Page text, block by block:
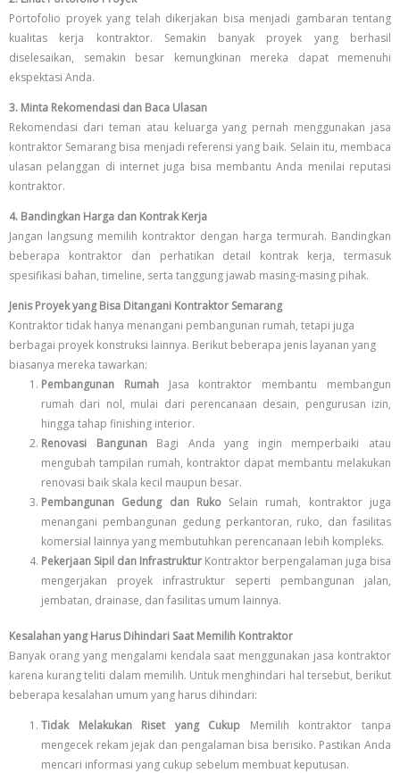
Portofolio proyek yang telah dikerjakan bisa menjadi gambaran tentang
kualitas kerja kontraktor. Semakin banyak proyek yang berhasil
diselesaikan, semakin besar kemungkinan mereka dapat memenuhi
ekspektasi Anda.
3. Minta Rekomendasi dan Baca Ulasan
Rekomendasi dari teman atau keluarga yang pernah menggunakan jasa
kontraktor Semarang bisa menjadi referensi yang baik. Selain itu, membaca
ulasan pelanggan di internet juga bisa membantu Anda menilai reputasi
kontraktor.
4. Bandingkan Harga dan Kontrak Kerja
Jangan langsung memilih kontraktor dengan harga termurah. Bandingkan
beberapa kontraktor dan perhatikan detail kontrak kerja, termasuk
spesifikasi bahan, timeline, serta tanggung jawab masing-masing pihak.
Jenis Proyek yang Bisa Ditangani Kontraktor Semarang
Kontraktor tidak hanya menangani pembangunan rumah, tetapi juga
berbagai proyek konstruksi lainnya. Berikut beberapa jenis layanan yang
biasanya mereka tawarkan:
Pembangunan Rumah
Jasa kontraktor membantu membangun
rumah dari nol, mulai dari perencanaan desain, pengurusan izin,
hingga tahap finishing interior.
Renovasi Bangunan
Bagi Anda yang ingin memperbaiki atau
mengubah tampilan rumah, kontraktor dapat membantu melakukan
renovasi baik skala kecil maupun besar.
Pembangunan Gedung dan Ruko Selain rumah, kontraktor juga
menangani pembangunan gedung perkantoran, ruko, dan fasilitas
komersial lainnya yang membutuhkan perencanaan lebih kompleks.
Pekerjaan Sipil dan Infrastruktur Kontraktor berpengalaman juga bisa
mengerjakan proyek infrastruktur seperti pembangunan jalan,
jembatan, drainase, dan fasilitas umum lainnya.
Kesalahan yang Harus Dihindari Saat Memilih Kontraktor
Banyak orang yang mengalami kendala saat menggunakan jasa kontraktor
karena kurang teliti dalam memilih. Untuk menghindari hal tersebut, berikut
beberapa kesalahan umum yang harus dihindari:
Tidak Melakukan Riset yang Cukup
Memilih kontraktor tanpa
mengecek rekam jejak dan pengalaman bisa berisiko. Pastikan Anda
mencari informasi yang cukup sebelum membuat keputusan.